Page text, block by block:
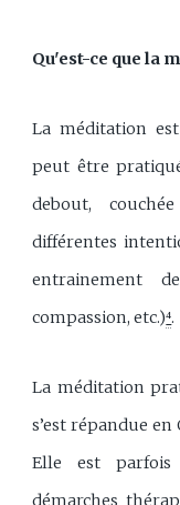
Qu'est-ce que la
La méditation
peut être
debout,
différentes
entrainement
compassion, etc.)⁴.
La méditation
s’est répandue
Elle est
démarches